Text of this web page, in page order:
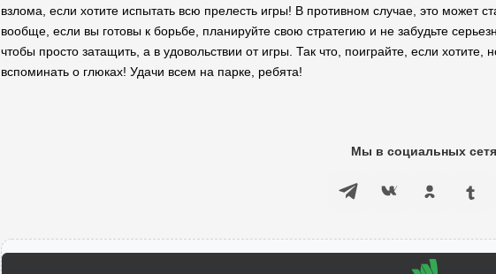
взлома, если хотите испытать всю прелесть игры! В противном случае, это может
вообще, если вы готовы к борьбе, планируйте свою стратегию и не забудьте
чтобы просто затащить, а в удовольствии от игры. Так что, поиграйте, если
вспоминать о глюках! Удачи всем на парке, ребята!
Мы в социальных